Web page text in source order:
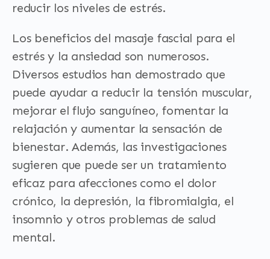
reducir los niveles de estrés.
Los beneficios del masaje fascial para el
estrés y la ansiedad son numerosos.
Diversos estudios han demostrado que
puede ayudar a reducir la tensión muscular,
mejorar el flujo sanguíneo, fomentar la
relajación y aumentar la sensación de
bienestar. Además, las investigaciones
sugieren que puede ser un tratamiento
eficaz para afecciones como el dolor
crónico, la depresión, la fibromialgia, el
insomnio y otros problemas de salud
mental.